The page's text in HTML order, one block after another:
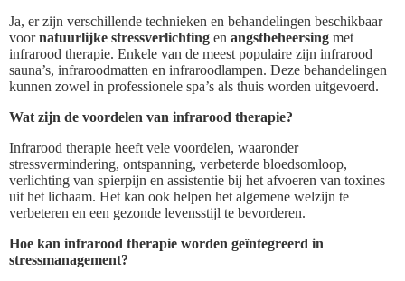
Ja, er zijn verschillende technieken en behandelingen beschikbaar
voornatuurlijke stressverlichting en angstbeheersing met
infrarood therapie. Enkele van de meest populaire zijn infrarood
sauna’s, infraroodmatten en infraroodlampen. Deze behandelingen
kunnen zowel in professionele spa’s als thuis worden uitgevoerd.
Wat zijn de voordelen van infrarood therapie?
Infrarood therapie heeft vele voordelen, waaronder
stressvermindering, ontspanning, verbeterde bloedsomloop,
verlichting van spierpijn en assistentie bij het afvoeren van toxines
uit het lichaam. Het kan ook helpen het algemene welzijn te
verbeteren en een gezonde levensstijl te bevorderen.
Hoe kan infrarood therapie worden geïntegreerd in
stressmanagement?